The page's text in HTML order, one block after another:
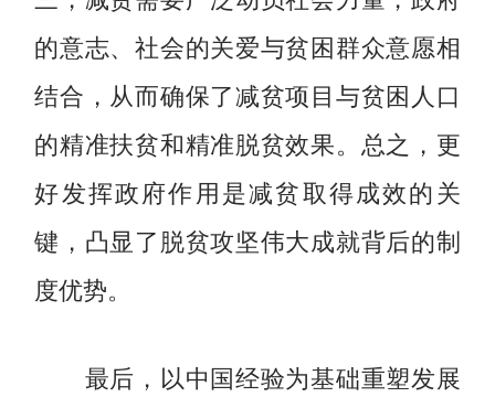
的意志、社会的关爱与贫困群众意愿相
结合，从而确保了减贫项目与贫困人口
的精准扶贫和精准脱贫效果。总之，更
好发挥政府作用是减贫取得成效的关
键，凸显了脱贫攻坚伟大成就背后的制
度优势。
最后，以中国经验为基础重塑发展